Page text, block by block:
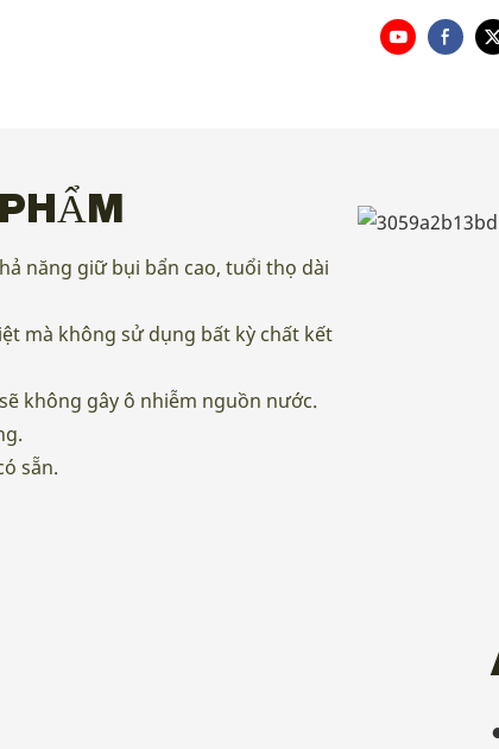
năng giữ bụi bẩn cao, tuổi thọ dài
mà không sử dụng bất kỳ chất kết
không gây ô nhiễm nguồn nước.
sẵn.